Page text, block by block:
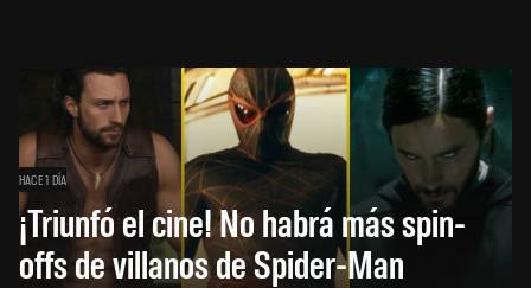
HACE 1 DÍA
¡Triunfó el cine! No habrá más spin-
offs de villanos de Spider-Man